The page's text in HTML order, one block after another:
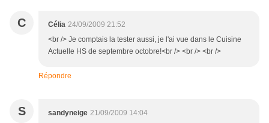
C Célia 24/09/2009 21:52
<br /> Je comptais la tester aussi, je l'ai vue dans le Cuisine
Actuelle HS de septembre octobre!<br /> <br /> <br />
Répondre
S sandyneige 21/09/2009 14:04